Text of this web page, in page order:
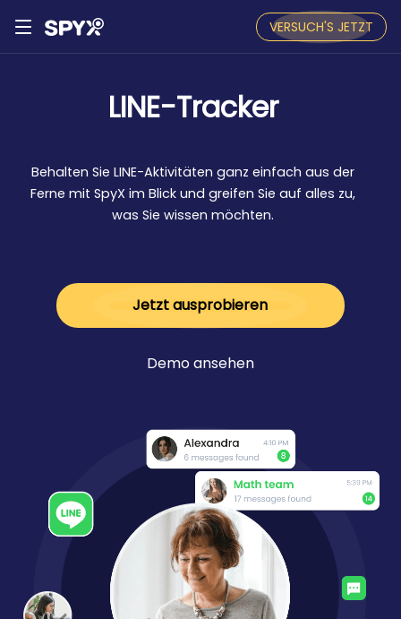
VERSUCH'S JETZT
LINE-Tracker
Behalten Sie LINE-Aktivitäten ganz einfach aus der
Ferne mit SpyX im Blick und greifen Sie auf alles zu,
was Sie wissen möchten.
Jetzt ausprobieren
Demo ansehen